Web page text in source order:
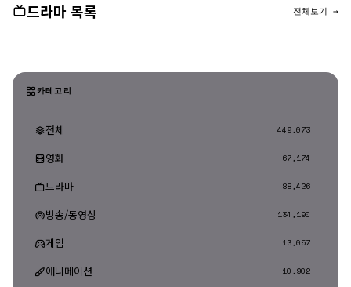
드라마 목록 전체보기 →
카테고리
전체 449,073
영화 67,174
드라마 88,426
방송/동영상 134,190
게임 13,057
애니메이션 10,902